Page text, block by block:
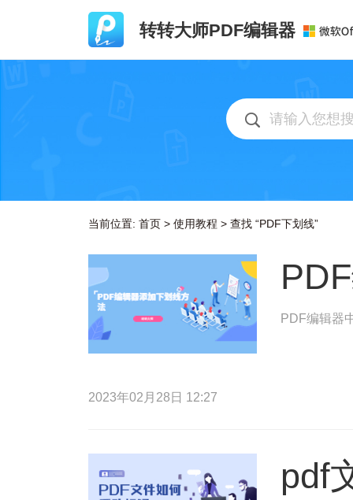
转转大师PDF编辑器
当前位置: 首页 > 使用教程 > 查找 “PDF下划线”
PDF编辑器
2023年02月28日 12:27
pdf